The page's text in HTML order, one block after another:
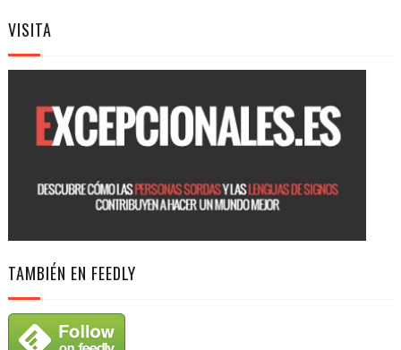
VISITA
TAMBIÉN EN FEEDLY